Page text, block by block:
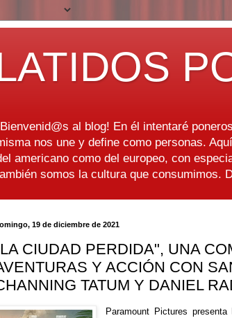
al blog! En él intentaré
nos une y define como personas.
americano como del europeo, con
somos la cultura que consumimos.
19 de diciembre de 2021
CIUDAD PERDIDA", UNA
Y ACCIÓN CON
TATUM Y DANIEL
Paramount Pictures